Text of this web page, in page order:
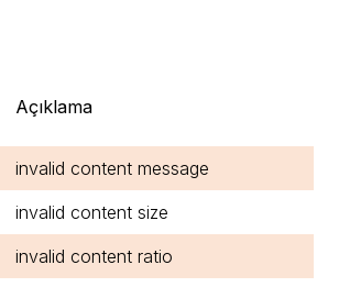
Açıklama
invalid content message
invalid content size
invalid content ratio